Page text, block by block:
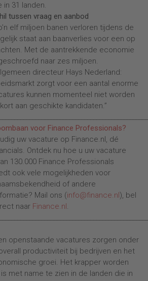
31 landen.
tussen vraag en aanbod
elf miljoen banen verloren tijdens de
staat aan baanverlies voor een op
Met de aantrekkende economie
naar zes miljoen.
directeur Hays Nederland:
zorgt voor een aantal enorme
kunnen momenteel niet worden
aan geschikte kandidaten.”
voor Finance Professionals?
uw vacature op Finance.nl, dé
Ontdek nu hoe u uw vacature
130.000 Finance Professionals
ook vele mogelijkheden voor
of andere
Mail ons (info@finance.nl ), bel
naar Finance.nl .
openstaande vacatures zorgen onder
productiviteit bij bedrijven en het
groei. Het krapper worden
met name te zien in de landen die in